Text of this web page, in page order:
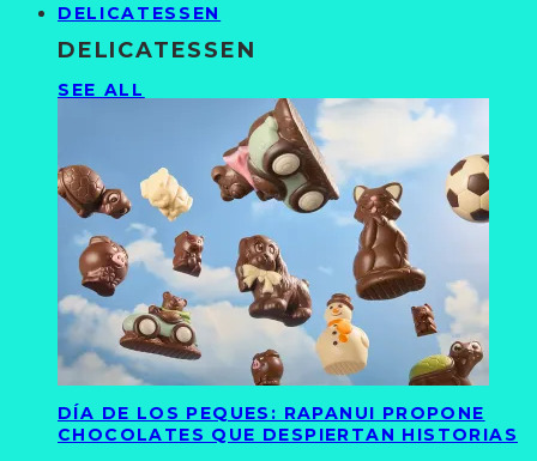
DELICATESSEN
DELICATESSEN
SEE ALL
DÍA DE LOS PEQUES: RAPANUI PROPONE
CHOCOLATES QUE DESPIERTAN HISTORIAS